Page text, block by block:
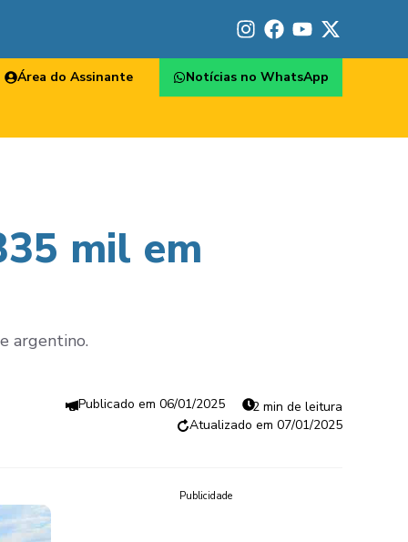
Área do Assinante Notícias no WhatsApp
mil em
argentino.
06/01/2025
2 min de leitura
07/01/2025
Publicidade